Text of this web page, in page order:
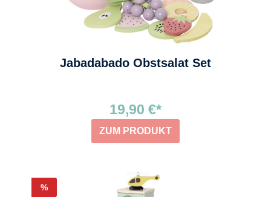
Jabadabado Obstsalat Set
19,90 €*
ZUM PRODUKT
Rabatt
%